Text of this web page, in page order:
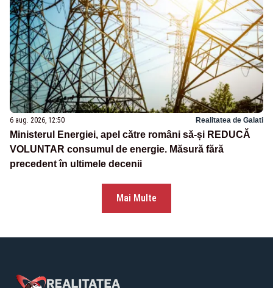
6 aug. 2026, 12:50 Realitatea de Galati
Ministerul Energiei, apel către români să-și REDUCĂ
VOLUNTAR consumul de energie. Măsură fără
precedent în ultimele decenii
Mai Multe